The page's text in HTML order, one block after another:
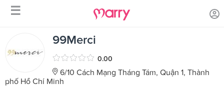
☰
Trang chủ Sản phẩm dịch vụ / Xà phòng thảo mộc
99Merci
0.00
6/10 Cách Mạng Tháng Tám, Quận 1, Thành
phố Hồ Chí Minh